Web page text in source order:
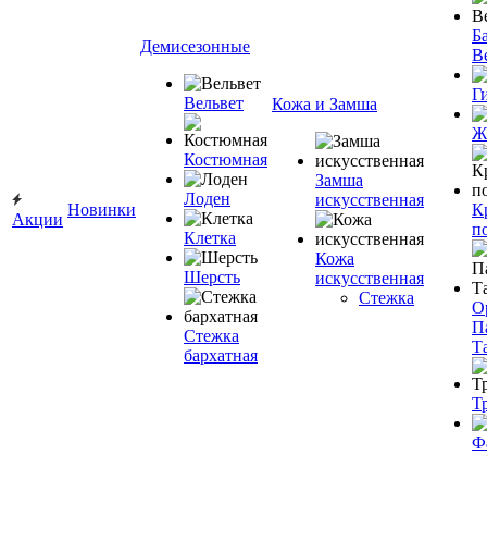
Акции
Новинки
Демисезонные
Вельвет
Костюмная
Лоден
Клетка
Шерсть
Стежка
бархатная
Кожа и Замша
Замша
искусственная
Кожа
искусственная
Стежка